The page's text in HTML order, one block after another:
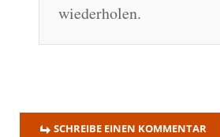
wiederholen.
SCHREIBE EINEN KOMMENTAR